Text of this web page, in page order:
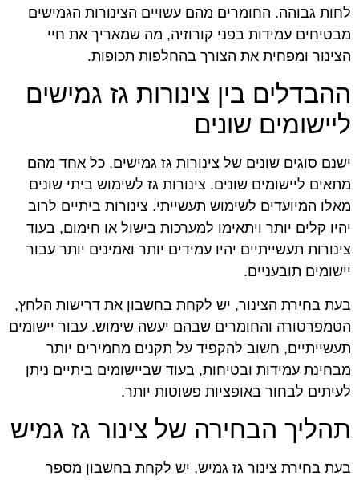
לחות גבוהה. החומרים מהם עשויים הצינורות הגמישים
מבטיחים עמידות בפני קורוזיה, מה שמאריך את חיי
הצינור ומפחית את הצורך בהחלפות תכופות.
ההבדלים בין צינורות גז גמישים
ליישומים שונים
ישנם סוגים שונים של צינורות גז גמישים, כל אחד מהם
מתאים ליישומים שונים. צינורות גז לשימוש ביתי שונים
מאלו המיועדים לשימוש תעשייתי. צינורות ביתיים לרוב
יהיו קלים יותר ויתאימו למערכות בישול או חימום, בעוד
צינורות תעשייתיים יהיו עמידים יותר ואמינים יותר עבור
יישומים תובעניים.
בעת בחירת הצינור, יש לקחת בחשבון את דרישות הלחץ,
הטמפרטורה והחומרים שבהם יעשה שימוש. עבור יישומים
תעשייתיים, חשוב להקפיד על תקנים מחמירים יותר
מבחינת עמידות ובטיחות, בעוד שביישומים ביתיים ניתן
לעיתים לבחור באופציות פשוטות יותר.
תהליך הבחירה של צינור גז גמיש
בעת בחירת צינור גז גמיש, יש לקחת בחשבון מספר